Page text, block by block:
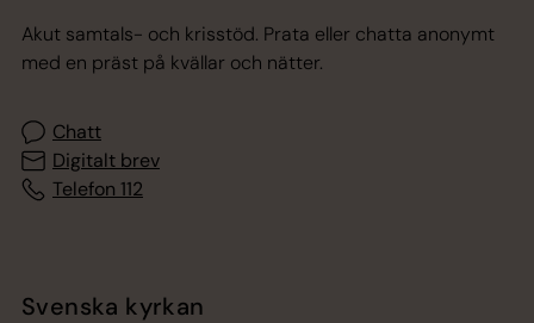
Akut samtals- och krisstöd. Prata eller chatta anonymt
med en präst på kvällar och nätter.
Chatt
Digitalt brev
Telefon 112
Svenska kyrkan